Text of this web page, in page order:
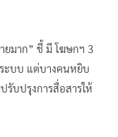
ยมาก” ชี้ มี โฆษกฯ 3
ะบบ แต่บางคนหยิบ
รับปรุงการสื่อสารให้